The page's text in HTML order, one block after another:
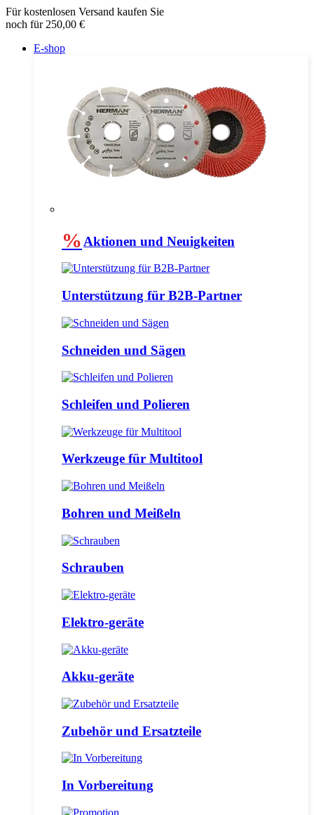
Für kostenlosen Versand kaufen Sie
noch für 250,00 €
E-shop
% Aktionen und Neuigkeiten
Unterstützung für B2B-Partner
Schneiden und Sägen
Schleifen und Polieren
Werkzeuge für Multitool
Bohren und Meißeln
Schrauben
Elektro-geräte
Akku-geräte
Zubehör und Ersatzteile
In Vorbereitung